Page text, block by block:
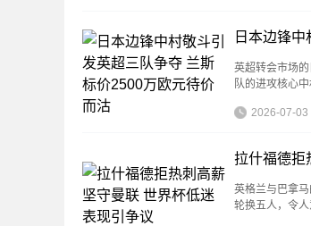
日本边锋
英超转会市场
队的进攻核心
2026-07-03
拉什福德拒
英格兰与巴拿
轮换五人，令